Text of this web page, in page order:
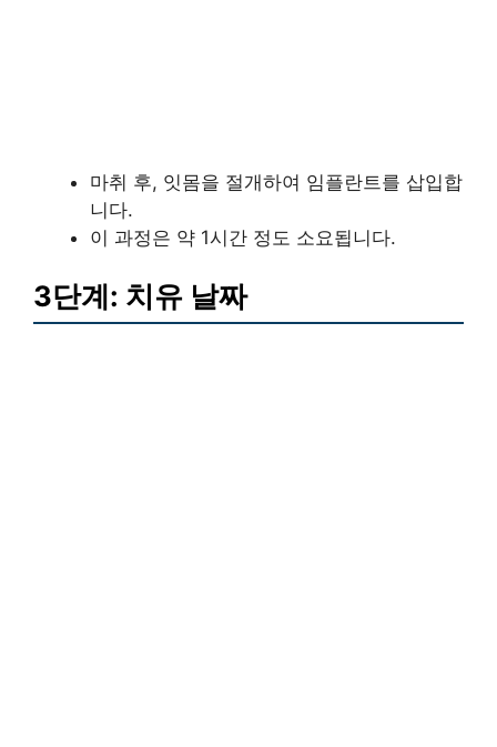
마취 후, 잇몸을 절개하여 임플란트를 삽입합
니다.
이 과정은 약 1시간 정도 소요됩니다.
3단계: 치유 날짜